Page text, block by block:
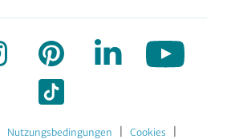
Nutzungsbedingungen Cookies